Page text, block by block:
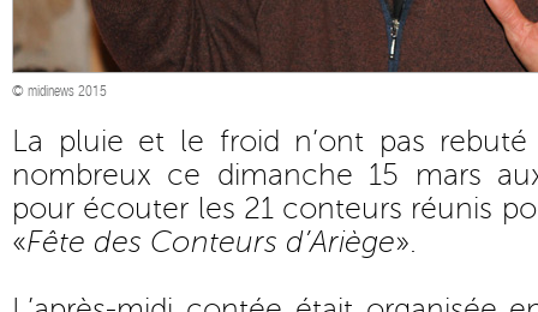
© midinews 2015
La pluie et le froid n’ont pas
nombreux ce dimanche 15 mars
pour écouter les 21 conteurs réunis
«Fête des Conteurs d’Ariège».